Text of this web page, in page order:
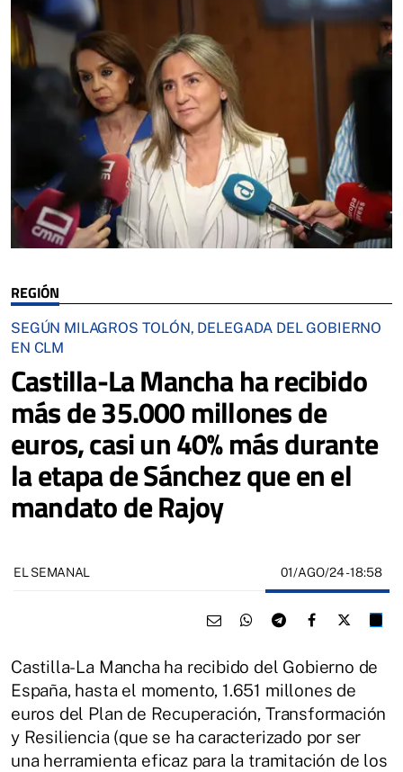
REGIÓN
SEGÚN MILAGROS TOLÓN, DELEGADA DEL GOBIERNO
EN CLM
Castilla-La Mancha ha recibido
más de 35.000 millones de
euros, casi un 40% más durante
la etapa de Sánchez que en el
mandato de Rajoy
EL SEMANAL 01/AGO/24- 18:58
Castilla-La Mancha ha recibido del Gobierno de
España, hasta el momento, 1.651 millones de
euros del Plan de Recuperación, Transformación
y Resiliencia (que se ha caracterizado por ser
una herramienta eficaz para la tramitación de los